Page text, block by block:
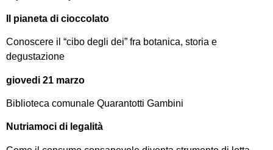
Il pianeta di cioccolato
Conoscere il “cibo degli dei” fra botanica, storia e
degustazione
giovedi 21 marzo
Biblioteca comunale Quarantotti Gambini
Nutriamoci di legalità